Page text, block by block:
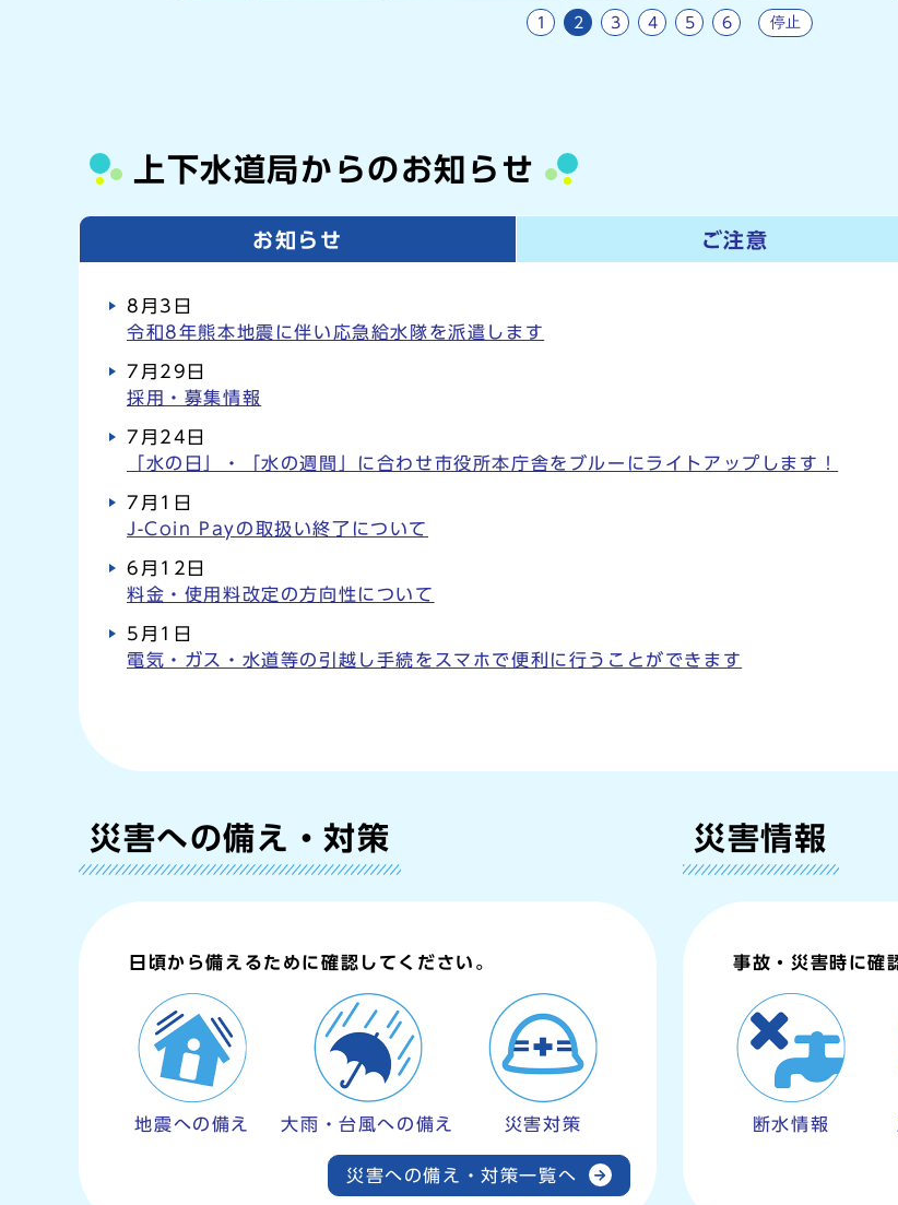
1 2 3 4 5 6 停止
上下水道局からのお知らせ
お知らせ ご注意
8月3日
令和8年熊本地震に伴い応急給水隊を派遣します
7月29日
採用・募集情報
7月24日
「水の日」・「水の週間」に合わせ市役所本庁舎をブルーにライトアップします！
7月1日
J-Coin Payの取扱い終了について
6月12日
料金・使用料改定の方向性について
5月1日
電気・ガス・水道等の引越し手続をスマホで便利に行うことができます
災害への備え・対策
日頃から備えるために確認してください。
地震への備え 大雨・台風への備え 災害対策
災害への備え・対策一覧へ
災害情報
事故・災害時に確
断水情報